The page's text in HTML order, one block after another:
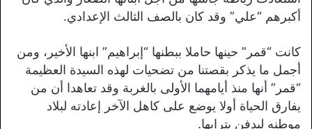
أكبرهم “علي” وقد كان بالصف الثالث الإعدادي.
كانت “قمر” حينها حاملا ببطنها “إبراهيم” ابنها الأخير، ومن
أجمل ما يذكر بقصتنا من تضحيات لهذه السيدة العظيمة
“قمر” أنها منذ أيامهما الأولى بالغربة وقد تعاهدا أن من
يفارق الحياة أولا يوضع على كاهل الآخر إعادته لبلاد
موطنه ليدفن بترابها.